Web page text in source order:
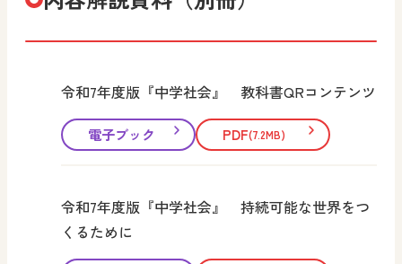
令和7年度版『中学社会』 教科書QRコンテンツ
電子ブック PDF(7.2MB)
令和7年度版『中学社会』 持続可能な世界をつ
くるために